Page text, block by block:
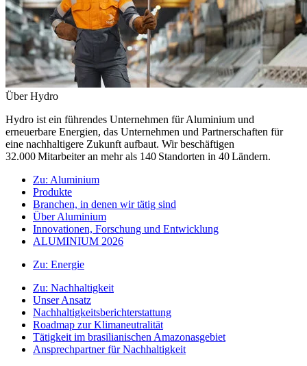
Über Hydro
Hydro ist ein führendes Unternehmen für Aluminium und
erneuerbare Energien, das Unternehmen und Partnerschaften für
eine nachhaltigere Zukunft aufbaut. Wir beschäftigen
32.000 Mitarbeiter an mehr als 140 Standorten in 40 Ländern.
Zu: Aluminium
Produkte
Branchen, in denen wir tätig sind
Über Aluminium
Innovationen, Forschung und Entwicklung
ALUMINIUM 2026
Zu: Energie
Zu: Nachhaltigkeit
Unser Ansatz
Nachhaltigkeitsberichterstattung
Roadmap zur Klimaneutralität
Tätigkeit im brasilianischen Amazonasgebiet
Ansprechpartner für Nachhaltigkeit